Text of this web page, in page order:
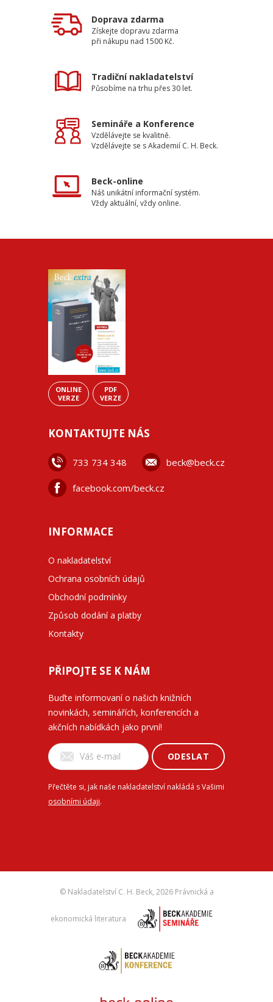
Doprava zdarma
Získejte dopravu zdarma
při nákupu nad 1500 Kč.
Tradiční nakladatelství
Působíme na trhu přes 30 let.
Semináře a Konference
Vzdělávejte se kvalitně.
Vzdělávejte se s Akademií C. H. Beck.
Beck-online
Náš unikátní informační systém.
Vždy aktuální, vždy online.
ONLINE
VERZE
PDF
VERZE
KONTAKTUJTE NÁS
733 734 348 beck@beck.cz
facebook.com/beck.cz
INFORMACE
O nakladatelství
Ochrana osobních údajů
Obchodní podmínky
Způsob dodání a platby
Kontakty
PŘIPOJTE SE K NÁM
Buďte informovaní o našich knižních
novinkách, seminářích, konferencích a
akčních nabídkách jako první!
ODESLAT
Přečtěte si, jak naše nakladatelství nakládá s Vašimi
osobními údaji.
© Nakladatelství C. H. Beck, 2026 Právnická a
ekonomická literatura